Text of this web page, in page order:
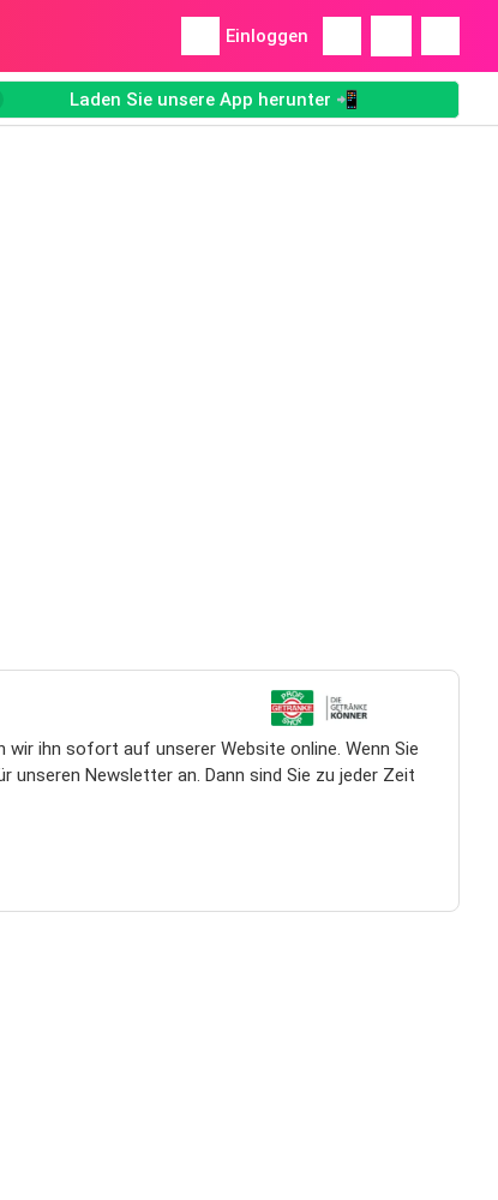
Einloggen
Laden Sie unsere App herunter 📲
ihn sofort auf unserer Website online. Wenn Sie
Newsletter an. Dann sind Sie zu jeder Zeit